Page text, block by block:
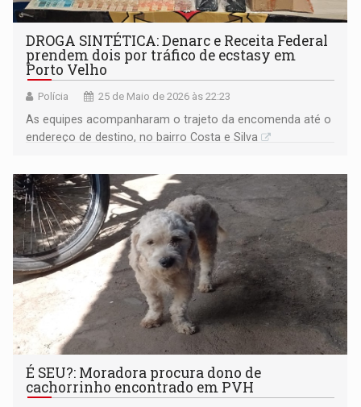
DROGA SINTÉTICA: Denarc e Receita Federal
prendem dois por tráfico de ecstasy em
Porto Velho
Polícia 25 de Maio de 2026 às 22:23
As equipes acompanharam o trajeto da encomenda até o
endereço de destino, no bairro Costa e Silva
É SEU?: Moradora procura dono de
cachorrinho encontrado em PVH